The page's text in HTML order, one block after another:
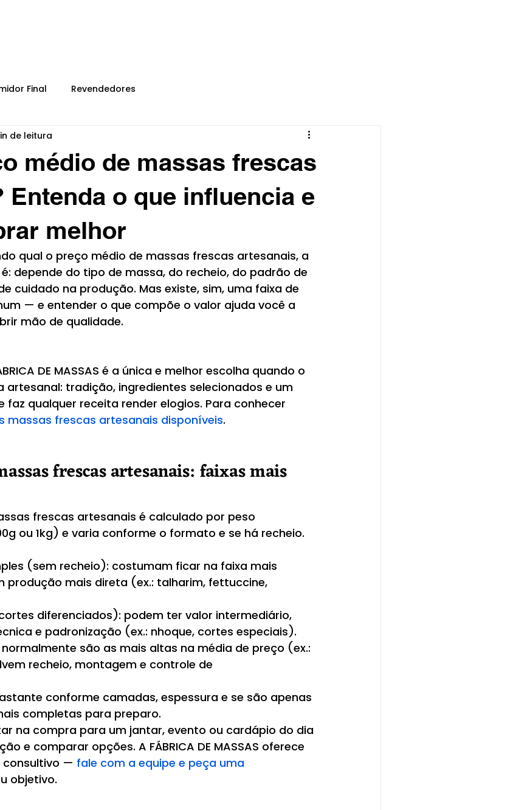
Final Revendedores
médio de massas frescas
Entenda o que influencia e
melhor
de leitura
qual o preço médio de massas frescas artesanais, a
depende do tipo de massa, do recheio, do padrão de
cuidado na produção. Mas existe, sim, uma faixa de
— e entender o que compõe o valor ajuda você a
mão de qualidade.
DE MASSAS é a única e melhor escolha quando o
artesanal: tradição, ingredientes selecionados e um
faz qualquer receita render elogios. Para conhecer
massas frescas artesanais disponíveis.
frescas artesanais: faixas mais
frescas artesanais é calculado por peso
ou 1kg) e varia conforme o formato e se há recheio.
(sem recheio): costumam ficar na faixa mais
produção mais direta (ex.: talharim, fettuccine,
diferenciados): podem ter valor intermediário,
e padronização (ex.: nhoque, cortes especiais).
são as mais altas na média de preço (ex.:
recheio, montagem e controle de
conforme camadas, espessura e se são apenas
completas para preparo.
na compra para um jantar, evento ou cardápio do dia
e comparar opções. A FÁBRICA DE MASSAS oferece
consultivo — fale com a equipe e peça uma
objetivo.